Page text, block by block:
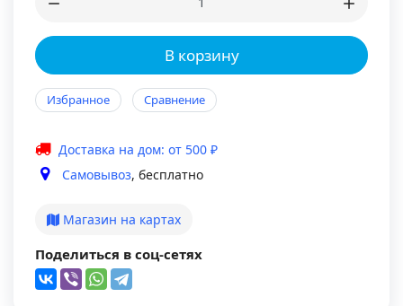
В корзину
Избранное Сравнение
Доставка на дом: от 500 ₽
Самовывоз, бесплатно
Магазин на картах
Поделиться в соц-сетях